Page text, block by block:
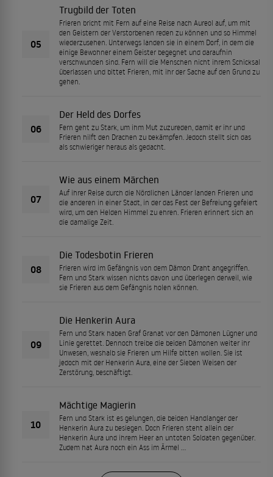
05
Trugbild der Toten
Frieren bricht mit Fern auf eine Reise nach Aureol auf, um mit
den Geistern der Verstorbenen reden zu können und so Himmel
wiederzusehen. Unterwegs landen sie in einem Dorf, in dem die
einige Bewohner einem Geister begegnet und daraufhin
verschwunden sind. Fern will die Menschen nicht ihrem Schicksal
überlassen und bittet Frieren, mit ihr der Sache auf den Grund zu
gehen.
06
Der Held des Dorfes
Fern geht zu Stark, um ihm Mut zuzureden, damit er ihr und
Frieren hilft den Drachen zu bekämpfen. Jedoch stellt sich das
als schwieriger heraus als gedacht.
07
Wie aus einem Märchen
Auf ihrer Reise durch die Nördlichen Länder landen Frieren und
die anderen in einer Stadt, in der das Fest der Befreiung gefeiert
wird, um den Helden Himmel zu ehren. Frieren erinnert sich an
die damalige Zeit.
08
Die Todesbotin Frieren
Frieren wird im Gefängnis von dem Dämon Draht angegriffen.
Fern und Stark wissen nichts davon und überlegen derweil, wie
sie Frieren aus dem Gefängnis holen können.
09
Die Henkerin Aura
Fern und Stark haben Graf Granat vor den Dämonen Lügner und
Linie gerettet. Dennoch treibe die beiden Dämonen weiter ihr
Unwesen, weshalb sie Frieren um Hilfe bitten wollen. Sie ist
jedoch mit der Henkerin Aura, eine der Sieben Weisen der
Zerstörung, beschäftigt.
10
Mächtige Magierin
Fern und Stark ist es gelungen, die beiden Handlanger der
Henkerin Aura zu besiegen. Doch Frieren steht allein der
Henkerin Aura und ihrem Heer an untoten Soldaten gegenüber.
Zudem hat Aura noch ein Ass im Ärmel ...